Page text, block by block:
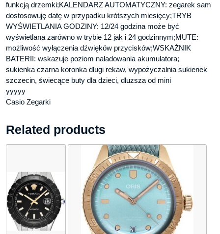
funkcją drzemki;KALENDARZ AUTOMATYCZNY: zegarek sam
dostosowuję datę w przypadku krótszych miesięcy;TRYB
WYŚWIETLANIA GODZINY: 12/24 godzina może być
wyświetlana zarówno w trybie 12 jak i 24 godzinnym;MUTE:
możliwość wyłączenia dźwięków przycisków;WSKAŹNIK
BATERII: wskazuje poziom naładowania akumulatora;
sukienka czarna koronka dlugi rekaw, wypożyczalnia sukienek
szczecin, świecące buty dla dzieci, dluzsza od mini
yyyyy
Casio Zegarki
Related products